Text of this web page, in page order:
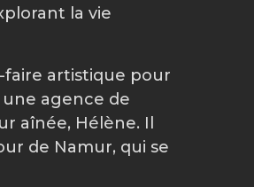
la vie
faire artistique pour
agence de
aînée, Hélène. Il
de Namur, qui se